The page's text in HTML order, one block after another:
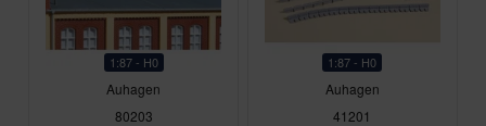
1:87 - H0
Auhagen
80203
1:87 - H0
Auhagen
41201